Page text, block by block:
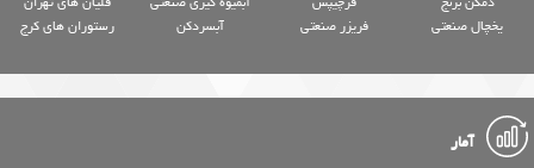
یخچال صنعتی
فریزر صنعتی
آبسردکن
رستوران های کرج
آمار